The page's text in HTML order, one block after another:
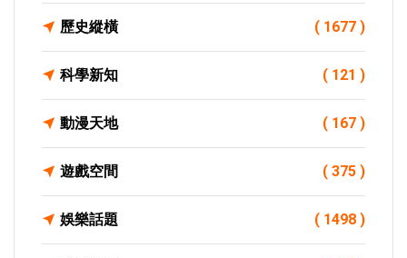
歷史縱橫 ( 1677 )
科學新知 ( 121 )
動漫天地 ( 167 )
遊戲空間 ( 375 )
娛樂話題 ( 1498 )